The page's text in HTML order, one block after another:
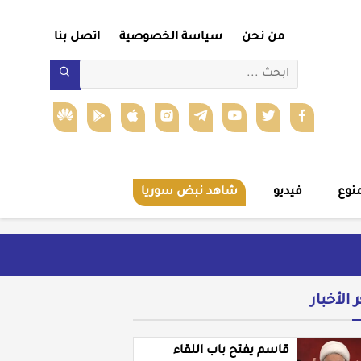
من نحن سياسة الخصوصية اتصل بنا
فيديو شاهد نبض سوريا
الأخبار
قاسم يفتح باب اللقاء